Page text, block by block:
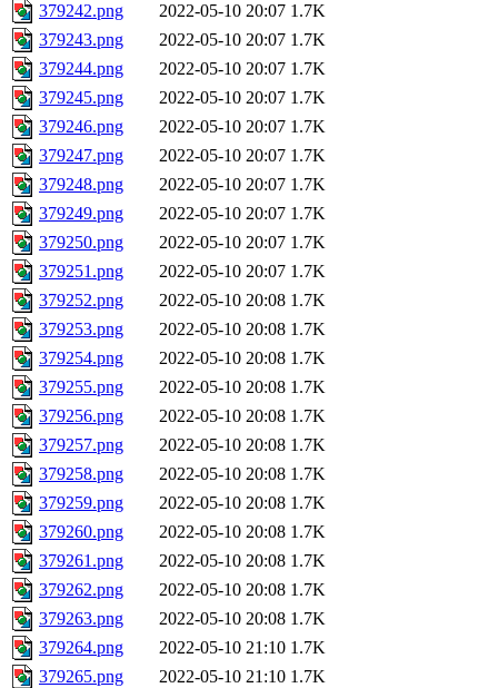
379242.png
2022-05-10 20:07 1.7K
379243.png
2022-05-10 20:07 1.7K
379244.png
2022-05-10 20:07 1.7K
379245.png
2022-05-10 20:07 1.7K
379246.png
2022-05-10 20:07 1.7K
379247.png
2022-05-10 20:07 1.7K
379248.png
2022-05-10 20:07 1.7K
379249.png
2022-05-10 20:07 1.7K
379250.png
2022-05-10 20:07 1.7K
379251.png
2022-05-10 20:07 1.7K
379252.png
2022-05-10 20:08 1.7K
379253.png
2022-05-10 20:08 1.7K
379254.png
2022-05-10 20:08 1.7K
379255.png
2022-05-10 20:08 1.7K
379256.png
2022-05-10 20:08 1.7K
379257.png
2022-05-10 20:08 1.7K
379258.png
2022-05-10 20:08 1.7K
379259.png
2022-05-10 20:08 1.7K
379260.png
2022-05-10 20:08 1.7K
379261.png
2022-05-10 20:08 1.7K
379262.png
2022-05-10 20:08 1.7K
379263.png
2022-05-10 20:08 1.7K
379264.png
2022-05-10 21:10 1.7K
379265.png
2022-05-10 21:10 1.7K